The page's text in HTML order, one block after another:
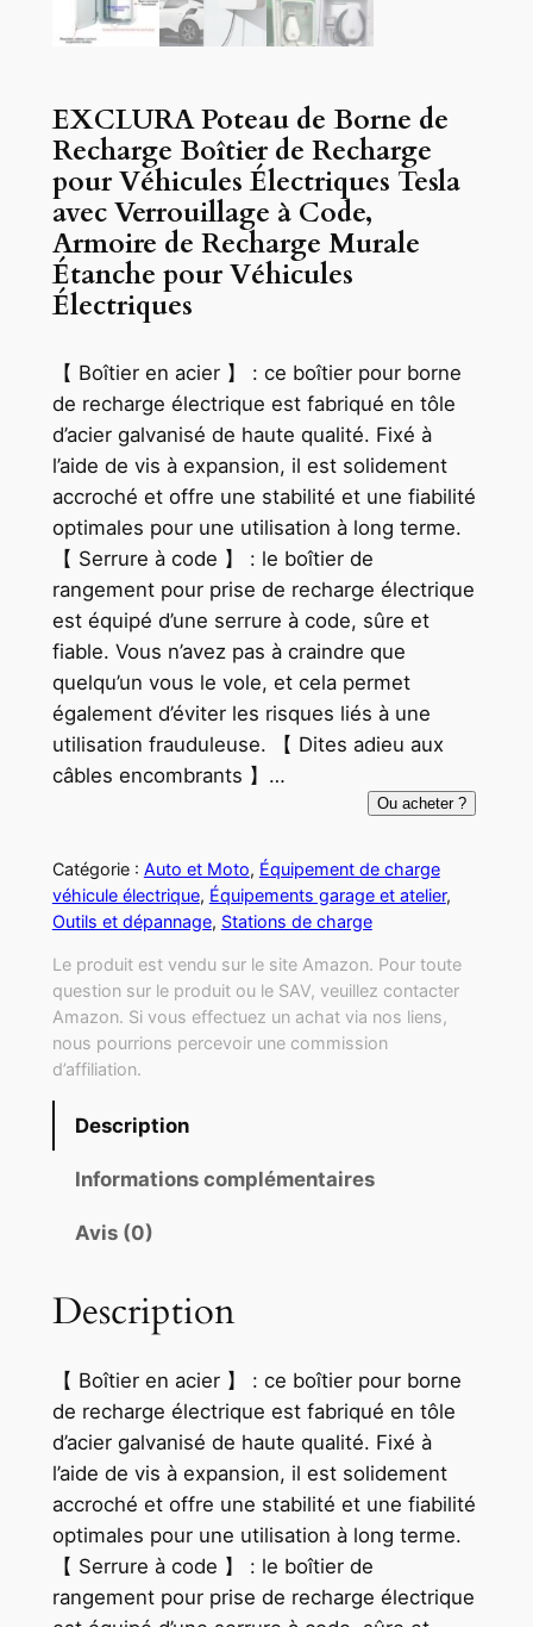
EXCLURA Poteau de Borne de
Recharge Boîtier de Recharge
pour Véhicules Électriques Tesla
avec Verrouillage à Code,
Armoire de Recharge Murale
Étanche pour Véhicules
Électriques
【 Boîtier en acier 】 : ce boîtier pour borne
de recharge électrique est fabriqué en tôle
d’acier galvanisé de haute qualité. Fixé à
l’aide de vis à expansion, il est solidement
accroché et offre une stabilité et une fiabilité
optimales pour une utilisation à long terme.
【 Serrure à code 】 : le boîtier de
rangement pour prise de recharge électrique
est équipé d’une serrure à code, sûre et
fiable. Vous n’avez pas à craindre que
quelqu’un vous le vole, et cela permet
également d’éviter les risques liés à une
utilisation frauduleuse. 【 Dites adieu aux
câbles encombrants 】…
Ou acheter ?
Catégorie : Auto et Moto, Équipement de charge
véhicule électrique, Équipements garage et atelier
Outils et dépannage, Stations de charge
Le produit est vendu sur le site Amazon. Pour toute
question sur le produit ou le SAV, veuillez contacter
Amazon. Si vous effectuez un achat via nos liens,
nous pourrions percevoir une commission
d’affiliation.
Description
Informations complémentaires
Avis (0)
Description
【 Boîtier en acier 】 : ce boîtier pour borne
de recharge électrique est fabriqué en tôle
d’acier galvanisé de haute qualité. Fixé à
l’aide de vis à expansion, il est solidement
accroché et offre une stabilité et une fiabilité
optimales pour une utilisation à long terme.
【 Serrure à code 】 : le boîtier de
rangement pour prise de recharge électrique